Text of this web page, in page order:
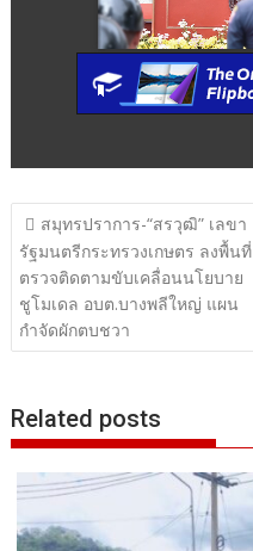
แนะแนว
เรื่อง
สมุทรปราการ-“สรวุฒิ” เลขา
รัฐมนตรีกระทรวงเกษตร ลงพื้นที่
ตรวจติดตามขับเคลื่อนนโยบาย
ชูโมเดล อบต.บางพลีใหญ่ แผน
กำจัดผักตบชวา
Related posts